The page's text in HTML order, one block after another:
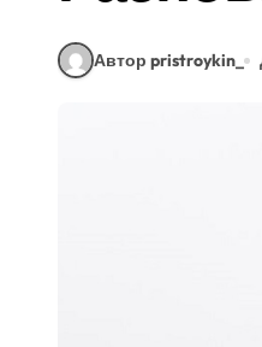
Автор pristroykin_